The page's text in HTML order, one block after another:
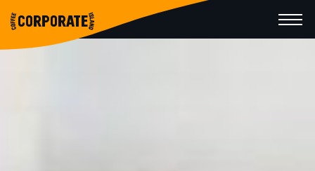
CORPORATE